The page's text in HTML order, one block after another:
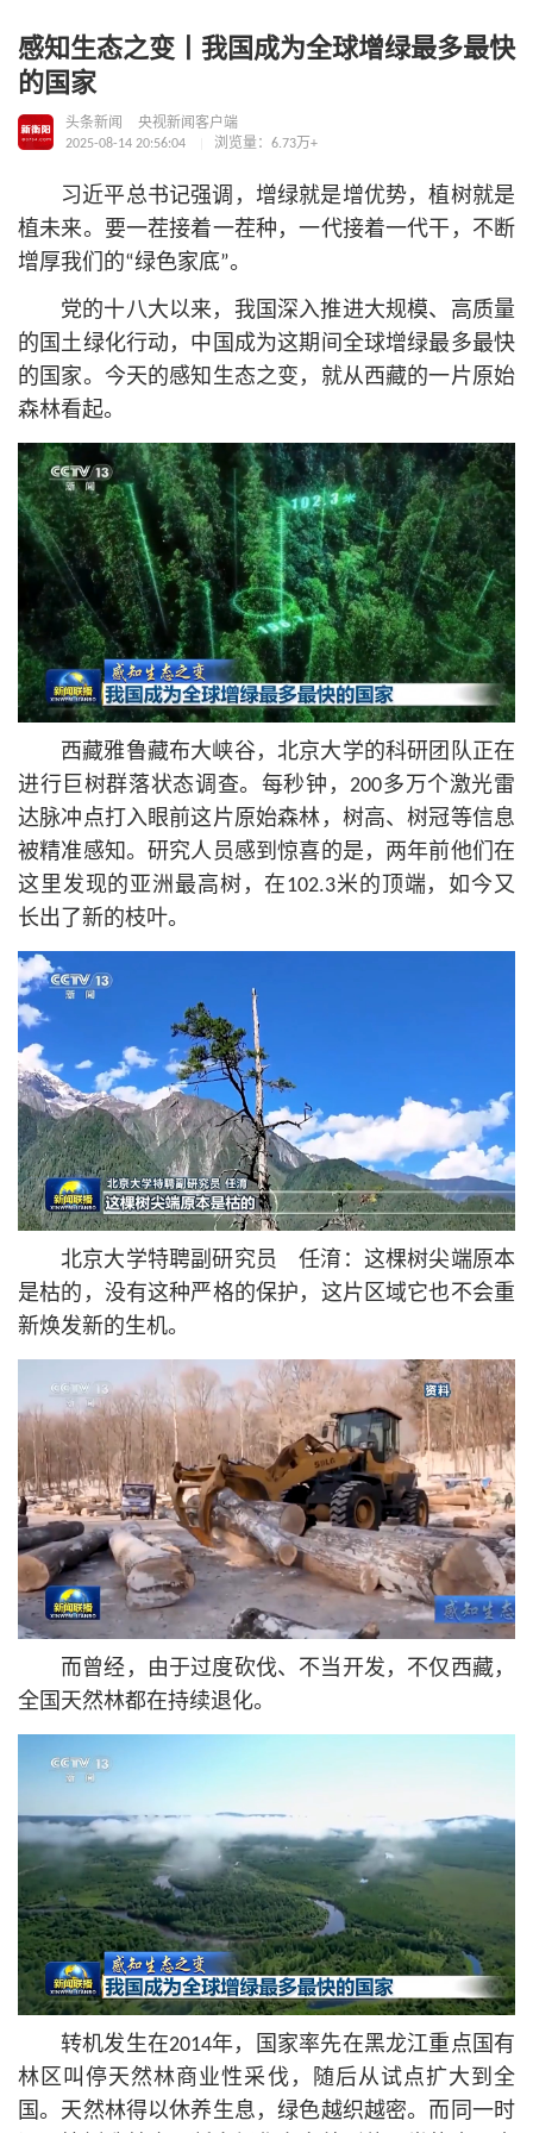
感知生态之变丨我国成为全球增绿最多最快
的国家
头条新闻
央视新闻客户端
2025-08-14 20:56:04
浏览量：6.73万+
习近平总书记强调，增绿就是增优势，植树就是
植未来。要一茬接着一茬种，一代接着一代干，不断
增厚我们的“绿色家底”。
党的十八大以来，我国深入推进大规模、高质量
的国土绿化行动，中国成为这期间全球增绿最多最快
的国家。今天的感知生态之变，就从西藏的一片原始
森林看起。
西藏雅鲁藏布大峡谷，北京大学的科研团队正在
进行巨树群落状态调查。每秒钟，200多万个激光雷
达脉冲点打入眼前这片原始森林，树高、树冠等信息
被精准感知。研究人员感到惊喜的是，两年前他们在
这里发现的亚洲最高树，在102.3米的顶端，如今又
长出了新的枝叶。
北京大学特聘副研究员 任淯：这棵树尖端原本
是枯的，没有这种严格的保护，这片区域它也不会重
新焕发新的生机。
而曾经，由于过度砍伐、不当开发，不仅西藏，
全国天然林都在持续退化。
转机发生在2014年，国家率先在黑龙江重点国有
林区叫停天然林商业性采伐，随后从试点扩大到全
国。天然林得以休养生息，绿色越织越密。而同一时